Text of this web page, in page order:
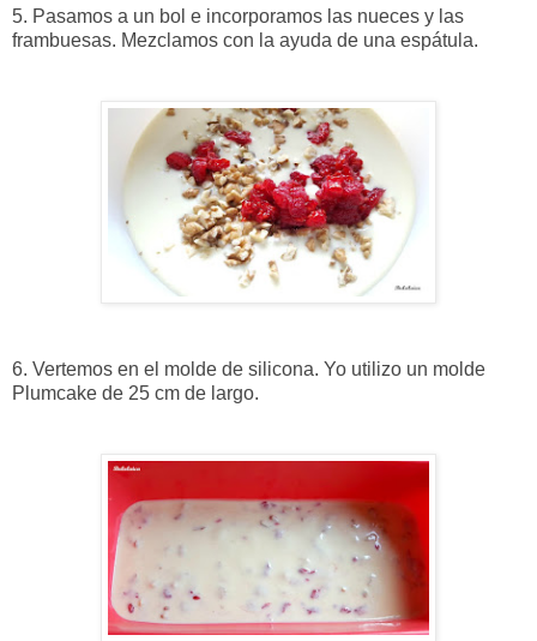
5. Pasamos a un bol e incorporamos las nueces y las
frambuesas. Mezclamos con la ayuda de una espátula.
6. Vertemos en el molde de silicona. Yo utilizo un molde
Plumcake de 25 cm de largo.